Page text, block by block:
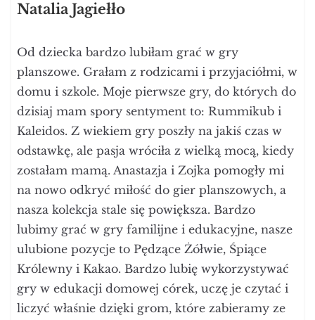
Natalia Jagiełło
Od dziecka bardzo lubiłam grać w gry
planszowe. Grałam z rodzicami i przyjaciółmi, w
domu i szkole. Moje pierwsze gry, do których do
dzisiaj mam spory sentyment to: Rummikub i
Kaleidos. Z wiekiem gry poszły na jakiś czas w
odstawkę, ale pasja wróciła z wielką mocą, kiedy
zostałam mamą. Anastazja i Zojka pomogły mi
na nowo odkryć miłość do gier planszowych, a
nasza kolekcja stale się powiększa. Bardzo
lubimy grać w gry familijne i edukacyjne, nasze
ulubione pozycje to Pędzące Żółwie, Śpiące
Królewny i Kakao. Bardzo lubię wykorzystywać
gry w edukacji domowej córek, uczę je czytać i
liczyć właśnie dzięki grom, które zabieramy ze